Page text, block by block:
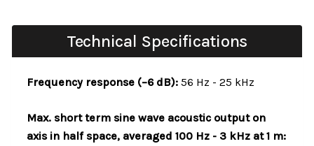
Technical Specifications
Frequency response (–6 dB): 56 Hz - 25 kHz
Max. short term sine wave acoustic output on
axis in half space, averaged 100 Hz - 3 kHz at 1 m: